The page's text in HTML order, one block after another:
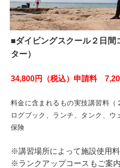
■ダイビングスクール２日間
ター）
34,800円（税込）申請料
料金に含まれるもの実技講習料（
ログブック、ランチ、タンク、ウ
保険
※講習場所によって施設使用料
※ランクアップコースもご案